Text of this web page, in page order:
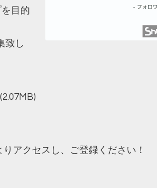
目的
致し
(2.07MB)
アクセスし、ご登録ください！